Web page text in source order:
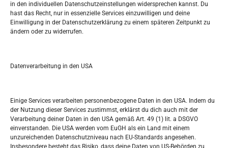
in den individuellen Datenschutzeinstellungen widersprechen kannst. Du
hast das Recht, nur in essenzielle Services einzuwilligen und deine
Einwilligung in der Datenschutzerklärung zu einem späteren Zeitpunkt zu
ändern oder zu widerrufen.
Datenverarbeitung in den USA
Einige Services verarbeiten personenbezogene Daten in den USA. Indem du
der Nutzung dieser Services zustimmst, erklärst du dich auch mit der
Verarbeitung deiner Daten in den USA gemäß Art. 49 (1) lit. a DSGVO
einverstanden. Die USA werden vom EuGH als ein Land mit einem
unzureichenden Datenschutzniveau nach EU-Standards angesehen.
Insbesondere besteht das Risiko, dass deine Daten von US-Behörden zu
S
e
a
h
M D M D F S S
1
3 4 5 6 7 8